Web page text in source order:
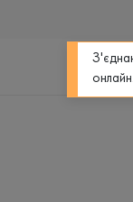
онлайн.